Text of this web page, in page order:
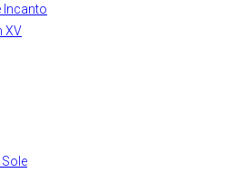
Incanto
XV
Sole